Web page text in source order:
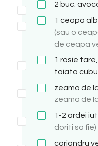
2 buc.
1 ceapa
(sau o
de ceapa
1 rosie
taiata
zeama de
zeama de
1-2 ardei
doriti sa fie)
coriandru